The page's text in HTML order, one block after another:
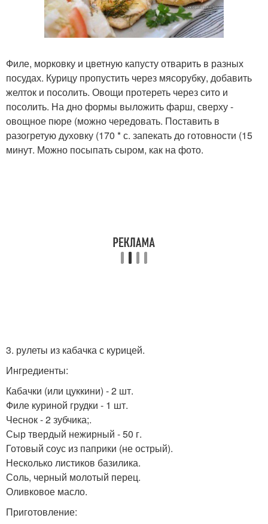
Филе, морковку и цветную капусту отварить в разных
посудах. Курицу пропустить через мясорубку, добавить
желток и посолить. Овощи протереть через сито и
посолить. На дно формы выложить фарш, сверху -
овощное пюре (можно чередовать. Поставить в
разогретую духовку (170 * с. запекать до готовности (15
минут. Можно посыпать сыром, как на фото.
3. рулеты из кабачка с курицей.
Ингредиенты:
Кабачки (или цуккини) - 2 шт.
Филе куриной грудки - 1 шт.
Чеснок - 2 зубчика;.
Сыр твердый нежирный - 50 г.
Готовый соус из паприки (не острый).
Несколько листиков базилика.
Соль, черный молотый перец.
Оливковое масло.
Приготовление: